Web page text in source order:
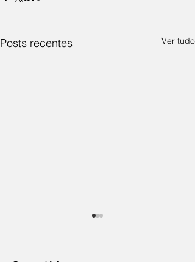
Posts recentes Ver tudo